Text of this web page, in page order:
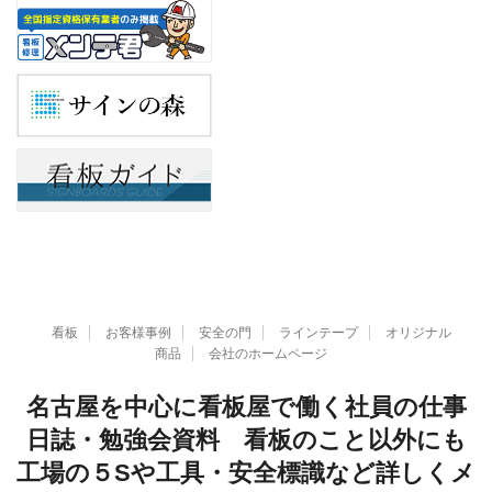
看板 お客様事例 安全の門 ラインテープ
オリジナル
商品
会社のホームページ
名古屋を中心に看板屋で働く社員の仕事
日誌・勉強会資料 看板のこと以外にも
工場の５Sや工具・安全標識など詳しくメ